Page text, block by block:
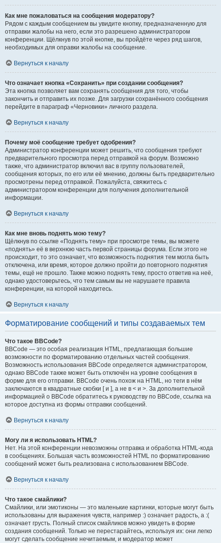
Как мне пожаловаться на сообщения модератору?
Рядом с каждым сообщением вы увидите кнопку, предназначенную для
отправки жалобы на него, если это разрешено администратором
конференции. Щёлкнув по этой кнопке, вы пройдёте через ряд шагов,
необходимых для оправки жалобы на сообщение.
Вернуться к началу
Что означает кнопка «Сохранить» при создании сообщения?
Эта кнопка позволяет вам сохранять сообщения для того, чтобы
закончить и отправить их позже. Для загрузки сохранённого сообщения
перейдите в параграф «Черновики» личного раздела.
Вернуться к началу
Почему моё сообщение требует одобрения?
Администратор конференции может решить, что сообщения требуют
предварительного просмотра перед отправкой на форум. Возможно
также, что администратор включил вас в группу пользователей,
сообщения которых, по его или её мнению, должны быть предварительно
просмотрены перед отправкой. Пожалуйста, свяжитесь с
администратором конференции для получения дополнительной
информации.
Вернуться к началу
Как мне вновь поднять мою тему?
Щёлкнув по ссылке «Поднять тему» при просмотре темы, вы можете
«поднять» её в верхнюю часть первой страницы форума. Если этого не
происходит, то это означает, что возможность поднятия тем могла быть
отключена, или время, которое должно пройти до повторного поднятия
темы, ещё не прошло. Также можно поднять тему, просто ответив на неё,
однако удостоверьтесь, что тем самым вы не нарушаете правила
конференции, на которой находитесь.
Вернуться к началу
Форматирование сообщений и типы создаваемых тем
Что такое BBCode?
BBCode — это особая реализация HTML, предлагающая большие
возможности по форматированию отдельных частей сообщения.
Возможность использования BBCode определяется администратором,
однако BBCode также может быть отключён на уровне сообщения в
форме для его отправки. BBCode очень похож на HTML, но теги в нём
заключаются в квадратные скобки [ и ], а не в < и >. За дополнительной
информацией о BBCode обратитесь к руководству по BBCode, ссылка на
которое доступна из формы отправки сообщений.
Вернуться к началу
Могу ли я использовать HTML?
Нет. На этой конференции невозможны отправка и обработка HTML-кода
в сообщениях. Большая часть возможностей HTML по форматированию
сообщений может быть реализована с использованием BBCode.
Вернуться к началу
Что такое смайлики?
Смайлики, или эмотиконы — это маленькие картинки, которые могут быть
использованы для выражения чувств, например :) означает радость, а :(
означает грусть. Полный список смайликов можно увидеть в форме
создания сообщений. Только не перестарайтесь, используя их: они легко
могут сделать сообщение нечитаемым, и модератор может